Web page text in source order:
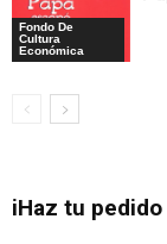
Fondo De
Cultura
Económica
iHaz tu pedido